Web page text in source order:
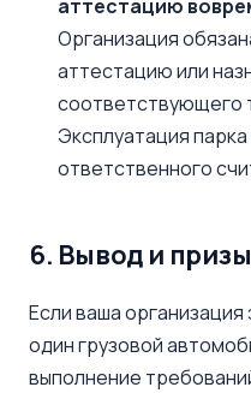
аттестацию
Организация
аттестацию или
соответствующего
Эксплуатация
ответственного
6. Вывод и
Если ваша
один грузовой
выполнение